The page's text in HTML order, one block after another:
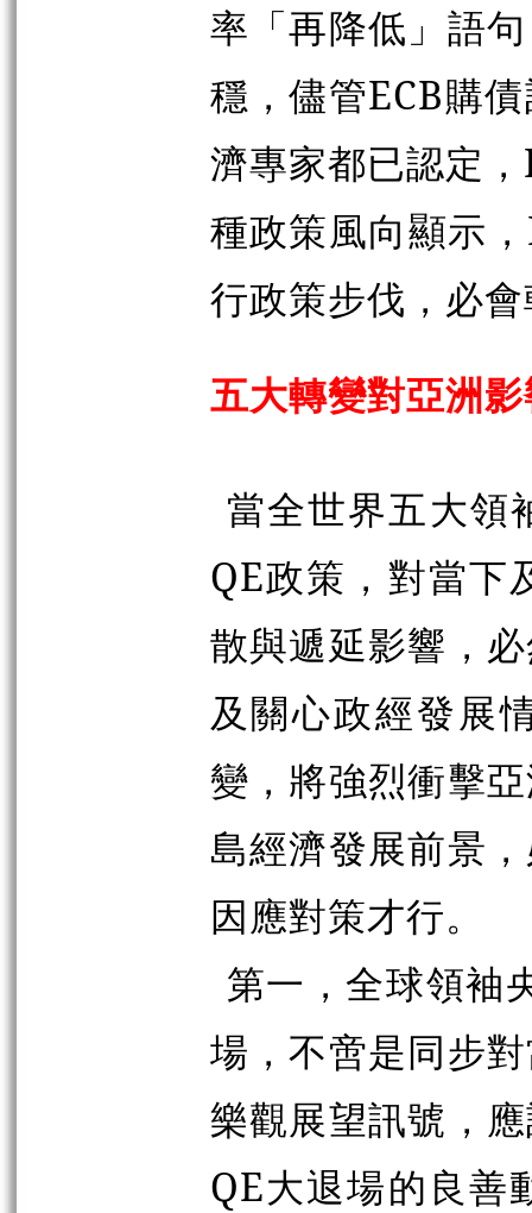
率「再降低」語
穩，儘管ECB購
濟專家都已認定
種政策風向顯示
行政策步伐，必
五大轉變對亞洲
當全世界五大領
QE政策，對當下
散與遞延影響，
及關心政經發展
變，將強烈衝擊
島經濟發展前景
因應對策才行。
第一，全球領袖
場，不啻是同步
樂觀展望訊號，
QE大退場的良善